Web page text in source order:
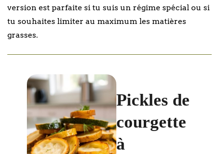
version est parfaite si tu suis un régime spécial ou si
tu souhaites limiter au maximum les matières
grasses.
Pickles de
courgette
à